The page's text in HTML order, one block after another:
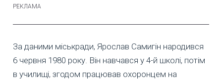
За даними міськради, Ярослав Самигін народився
6 червня 1980 року. Він навчався у 4-й школі, потім
в училищі, згодом працював охоронцем на